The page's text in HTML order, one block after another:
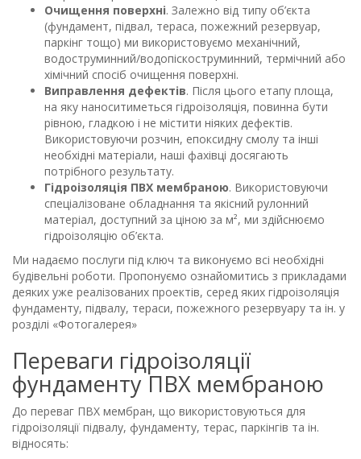
Очищення поверхні. Залежно від типу об’єкта
(фундамент, підвал, тераса, пожежний резервуар,
паркінг тощо) ми використовуємо механічний,
водоструминний/водопіскоструминний, термічний або
хімічний спосіб очищення поверхні.
Виправлення дефектів. Після цього етапу площа,
на яку наноситиметься гідроізоляція, повинна бути
рівною, гладкою і не містити ніяких дефектів.
Використовуючи розчин, епоксидну смолу та інші
необхідні матеріали, наші фахівці досягають
потрібного результату.
Гідроізоляція ПВХ мембраною. Використовуючи
спеціалізоване обладнання та якісний рулонний
матеріал, доступний за ціною за м², ми здійснюємо
гідроізоляцію об’єкта.
Ми надаємо послуги під ключ та виконуємо всі необхідні
будівельні роботи. Пропонуємо ознайомитись з прикладами
деяких уже реалізованих проектів, серед яких гідроізоляція
фундаменту, підвалу, тераси, пожежного резервуару та ін. у
розділі «Фотогалерея»
Переваги гідроізоляції
фундаменту ПВХ мембраною
До переваг ПВХ мембран, що використовуються для
гідроізоляції підвалу, фундаменту, терас, паркінгів та ін.
відносять: